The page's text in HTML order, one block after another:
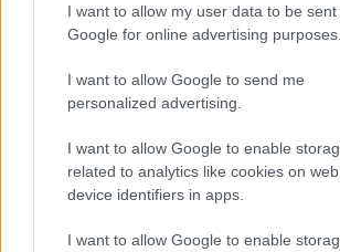
I want to allow my user data to be sent
Google for online advertising purposes.
I want to allow Google to send me
personalized advertising.
I want to allow Google to enable
related to analytics like cookies on
device identifiers in apps.
I want to allow Google to enable
„Zobacz komentarze”, aby je
dyskusji.
Zobacz komentarze
NASTĘPNY ARTYKUŁ
2026-07-07 18:51